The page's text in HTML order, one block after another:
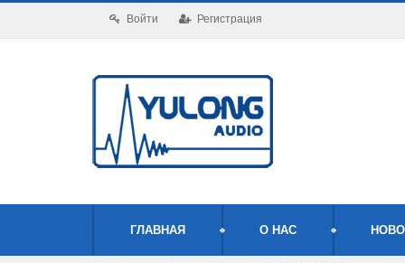
Войти Регистрация
ГЛАВНАЯ О НАС